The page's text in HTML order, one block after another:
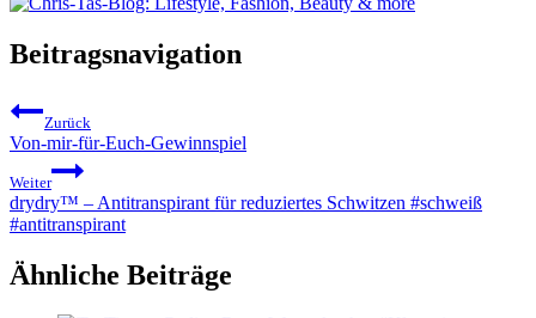
Beitragsnavigation
Zurück
Von-mir-für-Euch-Gewinnspiel
Weiter
drydry™ – Antitranspirant für reduziertes Schwitzen #schweiß
#antitranspirant
Ähnliche Beiträge